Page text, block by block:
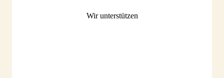
Wir unterstützen